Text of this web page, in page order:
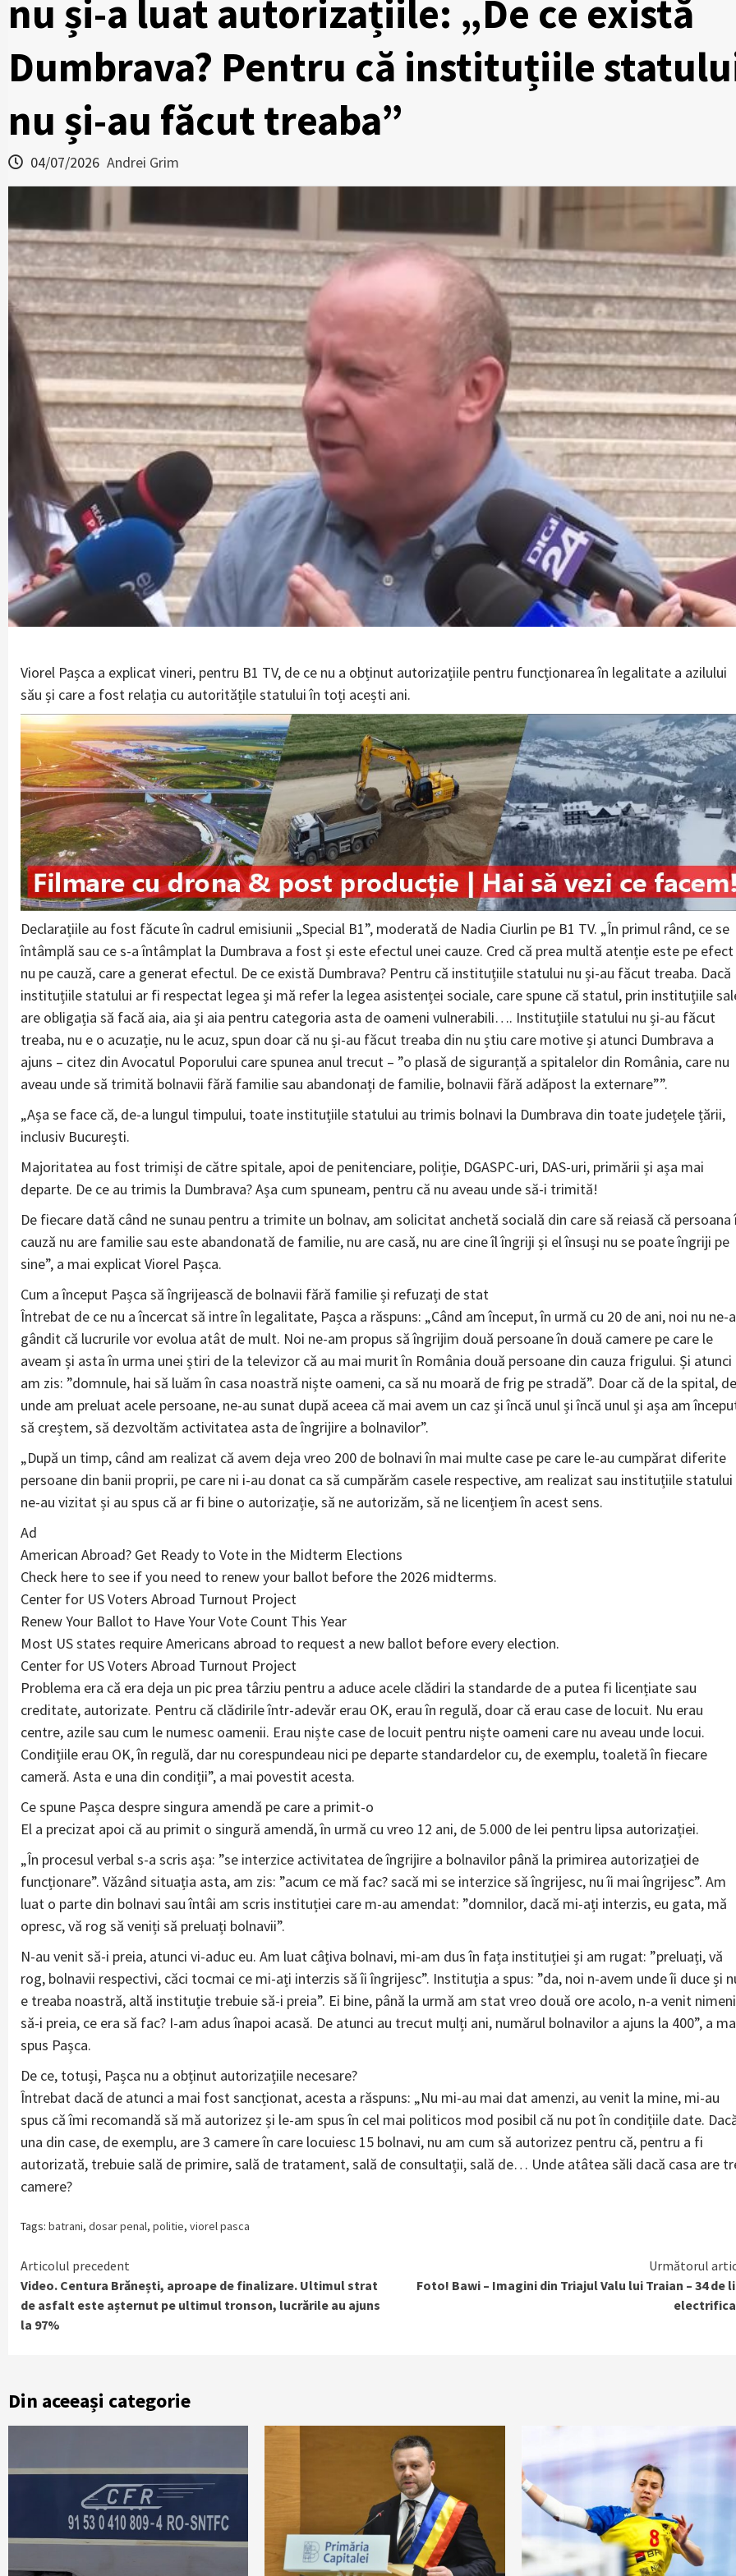
nu și-a luat autorizațiile: „De ce există
Dumbrava? Pentru că instituțiile
nu și-au făcut treaba”
04/07/2026 Andrei Grim
Viorel Pașca a explicat vineri, pentru B1 TV, de ce nu a obținut autorizațiile pentru funcționarea în legalitate a azilului
său și care a fost relația cu autoritățile statului în toți acești ani.
Declarațiile au fost făcute în cadrul emisiunii „Special B1”, moderată de Nadia Ciurlin pe B1 TV. „În primul rând, ce se
întâmplă sau ce s-a întâmplat la Dumbrava a fost și este efectul unei cauze. Cred că prea multă atenție este pe efect
nu pe cauză, care a generat efectul. De ce există Dumbrava? Pentru că instituțiile statului nu și-au făcut treaba. Dacă
instituțiile statului ar fi respectat legea și mă refer la legea asistenței sociale, care spune că statul, prin instituțiile
are obligația să facă aia, aia și aia pentru categoria asta de oameni vulnerabili…. Instituțiile statului nu și-au făcut
treaba, nu e o acuzație, nu le acuz, spun doar că nu și-au făcut treaba din nu știu care motive și atunci Dumbrava a
ajuns – citez din Avocatul Poporului care spunea anul trecut – ”o plasă de siguranță a spitalelor din România, care nu
aveau unde să trimită bolnavii fără familie sau abandonați de familie, bolnavii fără adăpost la externare””.
„Așa se face că, de-a lungul timpului, toate instituțiile statului au trimis bolnavi la Dumbrava din toate județele țării,
inclusiv București.
Majoritatea au fost trimiși de către spitale, apoi de penitenciare, poliție, DGASPC-uri, DAS-uri, primării și așa mai
departe. De ce au trimis la Dumbrava? Așa cum spuneam, pentru că nu aveau unde să-i trimită!
De fiecare dată când ne sunau pentru a trimite un bolnav, am solicitat anchetă socială din care să reiasă că persoana
cauză nu are familie sau este abandonată de familie, nu are casă, nu are cine îl îngriji și el însuși nu se poate îngriji pe
sine”, a mai explicat Viorel Pașca.
Cum a început Pașca să îngrijească de bolnavii fără familie și refuzați de stat
Întrebat de ce nu a încercat să intre în legalitate, Pașca a răspuns: „Când am început, în urmă cu 20 de ani, noi nu ne-
gândit că lucrurile vor evolua atât de mult. Noi ne-am propus să îngrijim două persoane în două camere pe care le
aveam și asta în urma unei știri de la televizor că au mai murit în România două persoane din cauza frigului. Și atunci
am zis: ”domnule, hai să luăm în casa noastră niște oameni, ca să nu moară de frig pe stradă”. Doar că de la spital, de
unde am preluat acele persoane, ne-au sunat după aceea că mai avem un caz și încă unul și încă unul și așa am
să creștem, să dezvoltăm activitatea asta de îngrijire a bolnavilor”.
„După un timp, când am realizat că avem deja vreo 200 de bolnavi în mai multe case pe care le-au cumpărat diferite
persoane din banii proprii, pe care ni i-au donat ca să cumpărăm casele respective, am realizat sau instituțiile statului
ne-au vizitat și au spus că ar fi bine o autorizație, să ne autorizăm, să ne licențiem în acest sens.
Ad
American Abroad? Get Ready to Vote in the Midterm Elections
Check here to see if you need to renew your ballot before the 2026 midterms.
Center for US Voters Abroad Turnout Project
Renew Your Ballot to Have Your Vote Count This Year
Most US states require Americans abroad to request a new ballot before every election.
Center for US Voters Abroad Turnout Project
Problema era că era deja un pic prea târziu pentru a aduce acele clădiri la standarde de a putea fi licențiate sau
creditate, autorizate. Pentru că clădirile într-adevăr erau OK, erau în regulă, doar că erau case de locuit. Nu erau
centre, azile sau cum le numesc oamenii. Erau niște case de locuit pentru niște oameni care nu aveau unde locui.
Condițiile erau OK, în regulă, dar nu corespundeau nici pe departe standardelor cu, de exemplu, toaletă în fiecare
cameră. Asta e una din condiții”, a mai povestit acesta.
Ce spune Pașca despre singura amendă pe care a primit-o
El a precizat apoi că au primit o singură amendă, în urmă cu vreo 12 ani, de 5.000 de lei pentru lipsa autorizației.
„În procesul verbal s-a scris așa: ”se interzice activitatea de îngrijire a bolnavilor până la primirea autorizației de
funcționare”. Văzând situația asta, am zis: ”acum ce mă fac? sacă mi se interzice să îngrijesc, nu îi mai îngrijesc”. Am
luat o parte din bolnavi sau întâi am scris instituției care m-au amendat: ”domnilor, dacă mi-ați interzis, eu gata, mă
opresc, vă rog să veniți să preluați bolnavii”.
N-au venit să-i preia, atunci vi-aduc eu. Am luat câțiva bolnavi, mi-am dus în fața instituției și am rugat: ”preluați, vă
rog, bolnavii respectivi, căci tocmai ce mi-ați interzis să îi îngrijesc”. Instituția a spus: ”da, noi n-avem unde îi duce și
e treaba noastră, altă instituție trebuie să-i preia”. Ei bine, până la urmă am stat vreo două ore acolo, n-a venit nimeni
să-i preia, ce era să fac? I-am adus înapoi acasă. De atunci au trecut mulți ani, numărul bolnavilor a ajuns la 400”, a
spus Pașca.
De ce, totuși, Pașca nu a obținut autorizațiile necesare?
Întrebat dacă de atunci a mai fost sancționat, acesta a răspuns: „Nu mi-au mai dat amenzi, au venit la mine, mi-au
spus că îmi recomandă să mă autorizez și le-am spus în cel mai politicos mod posibil că nu pot în condițiile date.
una din case, de exemplu, are 3 camere în care locuiesc 15 bolnavi, nu am cum să autorizez pentru că, pentru a fi
autorizată, trebuie sală de primire, sală de tratament, sală de consultații, sală de… Unde atâtea săli dacă casa are
camere?
Tags: batrani, dosar penal, politie, viorel pasca
Continue
Reading
Articolul precedent
Video. Centura Brănești, aproape de finalizare. Ultimul strat
de asfalt este așternut pe ultimul tronson, lucrările au ajuns
la 97%
Următorul
Foto! Bawi – Imagini din Triajul Valu lui Traian – 34 de
Din aceeași categorie